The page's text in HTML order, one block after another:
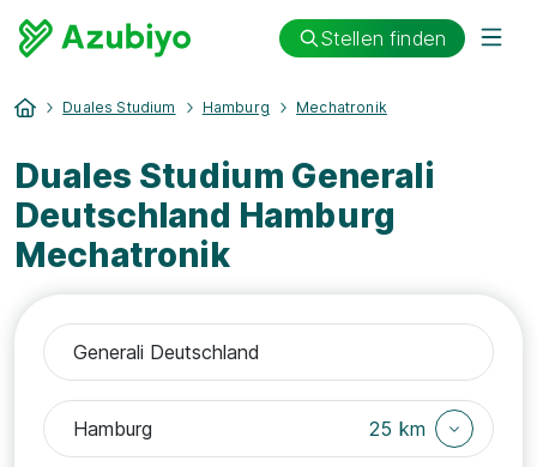
Stellen finden
Duales Studium Hamburg Mechatronik
Duales Studium Generali
Deutschland Hamburg
Mechatronik
25 km